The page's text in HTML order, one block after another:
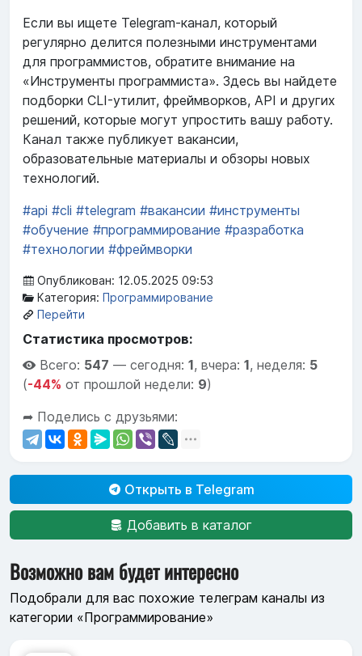
Если вы ищете Telegram-канал, который
регулярно делится полезными инструментами
для программистов, обратите внимание на
«Инструменты программиста». Здесь вы найдете
подборки CLI-утилит, фреймворков, API и других
решений, которые могут упростить вашу работу.
Канал также публикует вакансии,
образовательные материалы и обзоры новых
технологий.
#api #cli #telegram #вакансии #инструменты
#обучение #программирование #разработка
#технологии #фреймворки
Опубликован: 12.05.2025 09:53
Категория: Программирование
Перейти
Статистика просмотров:
Всего: 547 — сегодня: 1, вчера: 1, неделя: 5
(-44% от прошлой недели: 9)
➦ Поделись с друзьями:
Открыть в Telegram
Добавить в каталог
Возможно вам будет интересно
Подобрали для вас похожие телеграм каналы из
категории «Программирование»